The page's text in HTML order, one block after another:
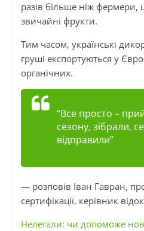
разів більше ніж
звичайні фрукти.
Тим часом, українські
груші експортуються у
органічних.
“Все просто –
сезону, зібрали,
відправили”
— розповів Іван Гавран,
сертифікації, керівник
Нелегали: чи допоможе